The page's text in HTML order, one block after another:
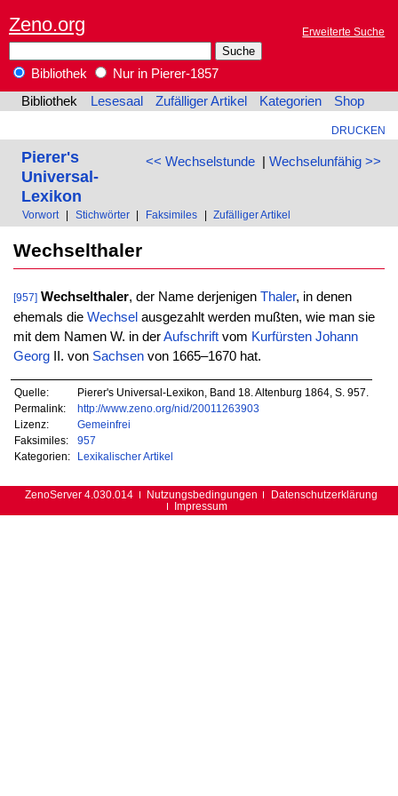
Zeno.org Erweiterte Suche
Bibliothek
Nur in Pierer-1857
Bibliothek
Lesesaal Zufälliger Artikel Kategorien Shop
DRUCKEN
<< Wechselstunde| Wechselunfähig >>
Pierer's
Universal-
Lexikon
Vorwort Stichwörter Faksimiles Zufälliger Artikel
Wechselthaler
[957] Wechselthaler, der Name derjenigen Thaler, in denen
ehemals die Wechsel ausgezahlt werden mußten, wie man sie
mit dem Namen W. in derAufschriftvom Kurfürsten Johann
GeorgII. von Sachsenvon 1665–1670 hat.
Quelle:
Pierer's Universal-Lexikon, Band 18. Altenburg 1864, S. 957.
Permalink:
http://www.zeno.org/nid/20011263903
Lizenz:
Gemeinfrei
Faksimiles:
957
Kategorien:
Lexikalischer Artikel
ZenoServer 4.030.014 Nutzungsbedingungen
Datenschutzerklärung
Impressum